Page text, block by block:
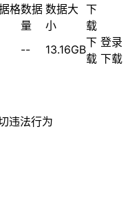
格数据
量
数据大
小
下
载
-- 13.16GB
下
载
登录
下载
违法行为